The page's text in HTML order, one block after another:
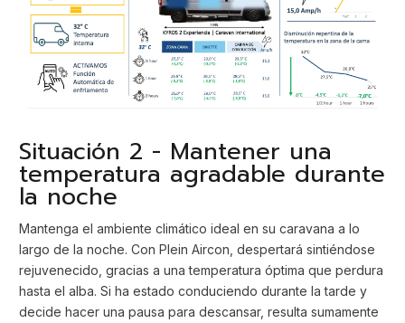
Situación 2 - Mantener una
temperatura agradable durante
la noche
Mantenga el ambiente climático ideal en su caravana a lo
largo de la noche. Con Plein Aircon, despertará sintiéndose
rejuvenecido, gracias a una temperatura óptima que perdura
hasta el alba. Si ha estado conduciendo durante la tarde y
decide hacer una pausa para descansar, resulta sumamente